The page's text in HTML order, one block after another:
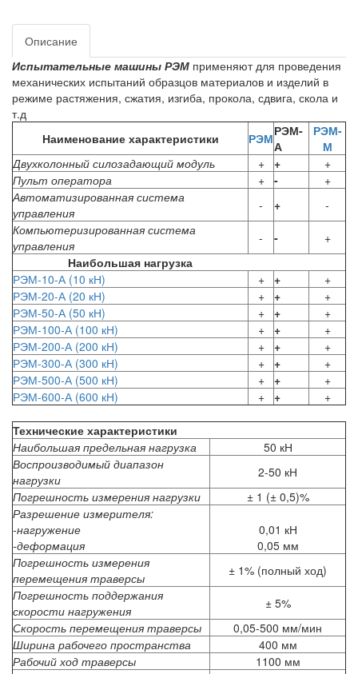
Описание
Испытательные машины РЭМ применяют для проведения
механических испытаний образцов материалов и изделий в
режиме растяжения, сжатия, изгиба, прокола, сдвига, скола и
т.д
Наименование характеристики
РЭМРЭМ-
А
РЭМ-
М
Двухколонный силозадающий модуль
+ +
+
Пульт оператора
+ -
+
Автоматизированная система
управления
- +
-
Компьютеризированная система
управления
- -
+
Наибольшая нагрузка
РЭМ-10-А (10 кН)
+ +
+
РЭМ-20-А (20 кН)
+ +
+
РЭМ-50-А (50 кН)
+ +
+
РЭМ-100-А (100 кН)
+ +
+
РЭМ-200-А (200 кН)
+ +
+
РЭМ-300-А (300 кН)
+ +
+
РЭМ-500-А (500 кН)
+ +
+
РЭМ-600-А (600 кН)
+ + +
Технические характеристики
Наибольшая предельная нагрузка
50 кН
Воспроизводимый диапазон
нагрузки
2-50 кН
Погрешность измерения нагрузки
± 1 (± 0,5)%
Разрешение измерителя:
-нагружение
-деформация
0,01 кН
0,05 мм
Погрешность измерения
перемещения траверсы
± 1% (полный ход)
Погрешность поддержания
скорости нагружения
± 5%
Скорость перемещения траверсы
0,05-500 мм/мин
Ширина рабочего пространства
400 мм
Рабочий ход траверсы
1100 мм